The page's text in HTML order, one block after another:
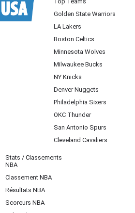
Golden State Warriors
LA Lakers
Boston Celtics
Minnesota Wolves
Milwaukee Bucks
NY Knicks
Denver Nuggets
Philadelphia Sixers
OKC Thunder
San Antonio Spurs
Cleveland Cavaliers
Stats / Classements
NBA
Classement NBA
Résultats NBA
Scoreurs NBA